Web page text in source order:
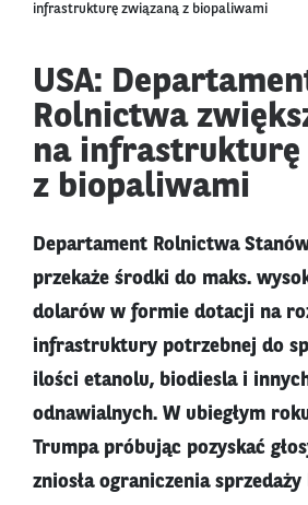
infrastrukturę związaną z biopaliwami
USA:
Rolnictwa
na infrastrukturę
z biopaliwami
Departament Rolnictwa
przekaże środki do maks.
dolarów w formie dotacji na
infrastruktury potrzebnej do
ilości etanolu, biodiesla i
odnawialnych. W ubiegłym
Trumpa próbując pozyskać
zniosła ograniczenia sprzedaży